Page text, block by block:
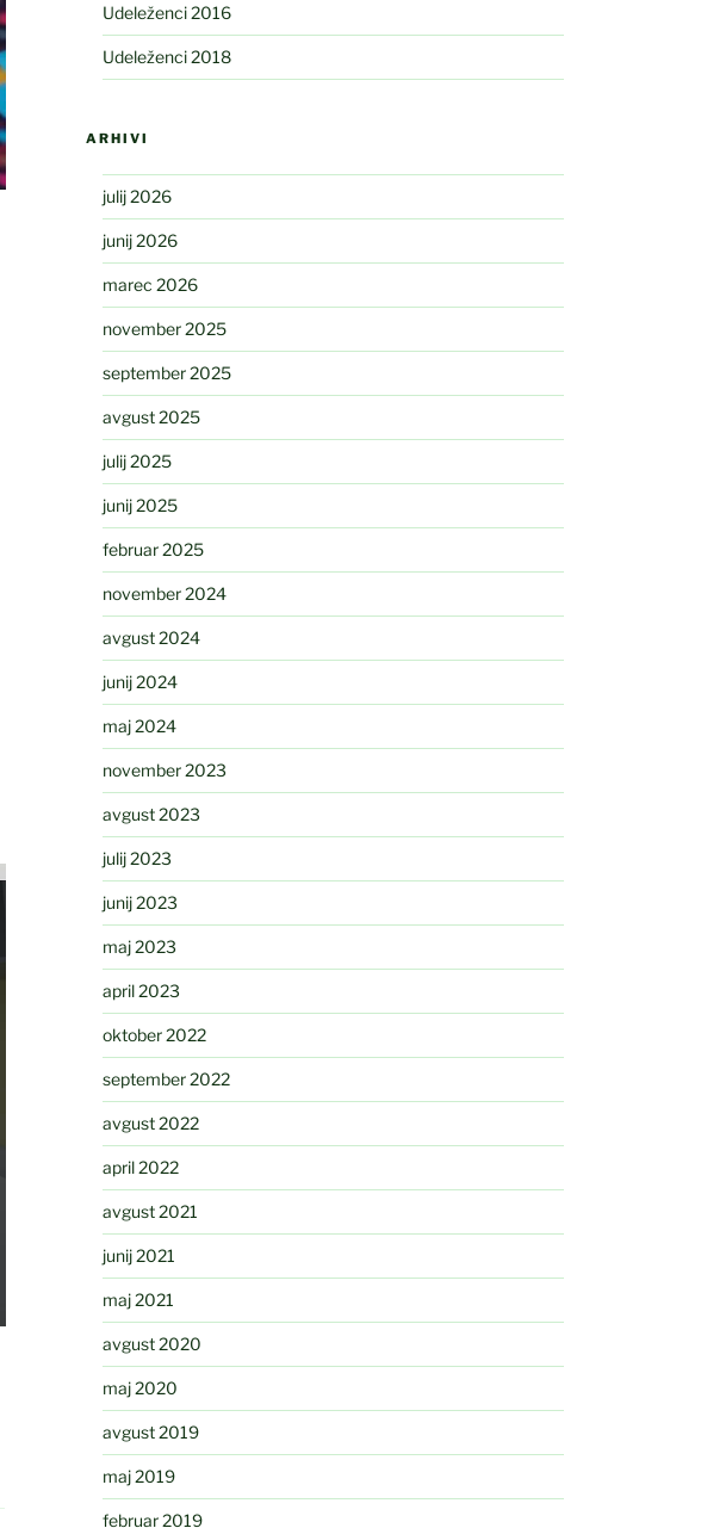
Udeleženci 2016
Udeleženci 2018
ARHIVI
julij 2026
junij 2026
marec 2026
november 2025
september 2025
avgust 2025
julij 2025
junij 2025
februar 2025
november 2024
avgust 2024
junij 2024
maj 2024
november 2023
avgust 2023
julij 2023
junij 2023
maj 2023
april 2023
oktober 2022
september 2022
avgust 2022
april 2022
avgust 2021
junij 2021
maj 2021
avgust 2020
maj 2020
avgust 2019
maj 2019
februar 2019